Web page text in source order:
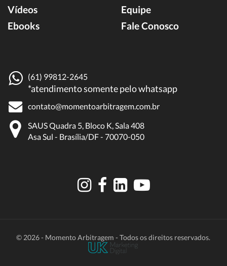
Vídeos
Ebooks
Equipe
Fale Conosco
(61) 99812-2645
*atendimento somente pelo whatsapp
contato@momentoarbitragem.com.br
SAUS Quadra 5, Bloco K, Sala 408
Asa Sul - Brasília/DF - 70070-050
© 2026 - Momento Arbitragem - Todos os direitos reservados.